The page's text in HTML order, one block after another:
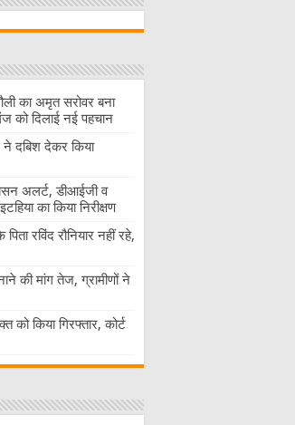
का अमृत सरोवर बना
को दिलाई नई पहचान
ने दबिश देकर किया
अलर्ट, डीआईजी व
का किया निरीक्षण
रविंद रौनियार नहीं रहे,
की मांग तेज, ग्रामीणों ने
को किया गिरफ्तार, कोर्ट